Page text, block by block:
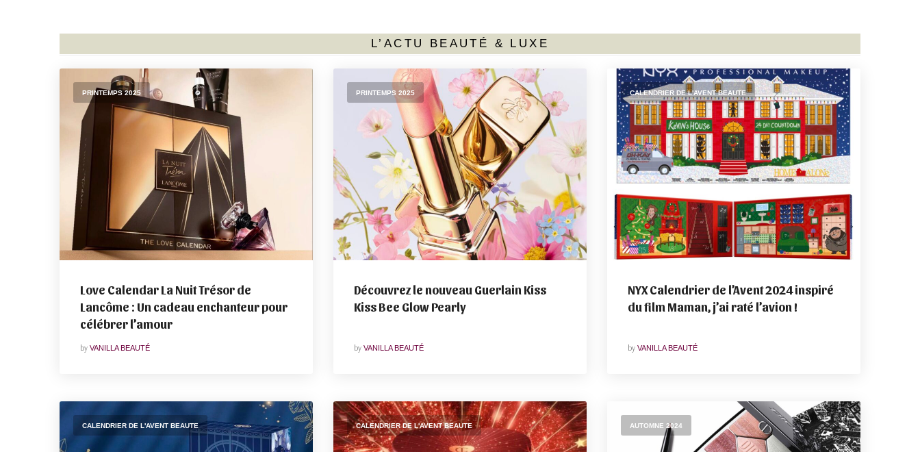
L’ACTU BEAUTÉ & LUXE
PRINTEMPS 2025
Love Calendar La Nuit Trésor de
Lancôme : Un cadeau enchanteur pour
célébrer l’amour
by VANILLA BEAUTÉ
PRINTEMPS 2025
Découvrez le nouveau Guerlain Kiss
Kiss Bee Glow Pearly
by VANILLA BEAUTÉ
CALENDRIER DE L'AVENT BEAUTE
NYX Calendrier de l’Avent 2024 inspiré
du film Maman, j’ai raté l’avion !
by VANILLA BEAUTÉ
CALENDRIER DE L'AVENT BEAUTE CALENDRIER DE L'AVENT BEAUTE AUTOMNE 2024